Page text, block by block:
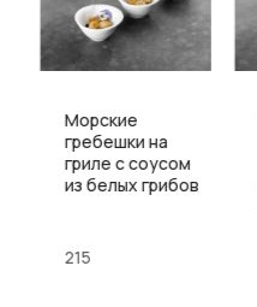
Морские
гребешки на
гриле с соусом
из белых грибов
215